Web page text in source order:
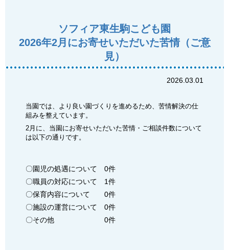
ソフィア東生駒こども園
2026年2月にお寄せいただいた苦情（ご意
見）
2026.03.01
当園では、より良い園づくりを進めるため、苦情解決の仕
組みを整えています。
2月に、当園にお寄せいただいた苦情・ご相談件数について
は以下の通りです。
〇園児の処遇について 0件
〇職員の対応について 1件
〇保育内容について 0件
〇施設の運営について 0件
〇その他 0件